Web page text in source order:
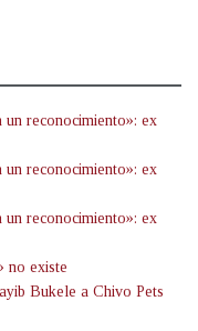
reconocimiento»: ex
reconocimiento»: ex
reconocimiento»: ex
no existe
Bukele a Chivo Pets